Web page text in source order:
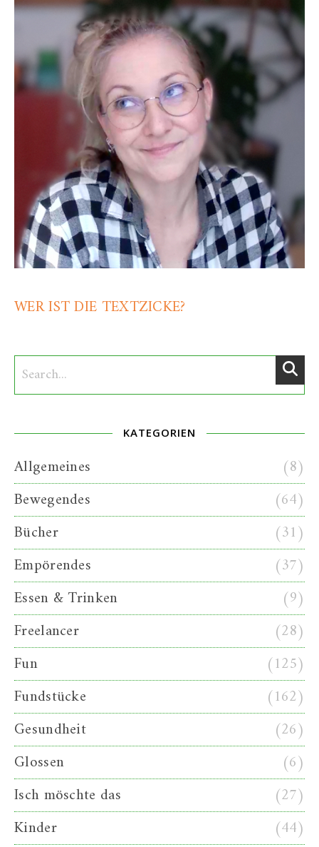
WER IST DIE TEXTZICKE?
KATEGORIEN
Allgemeines
(8)
Bewegendes
(64)
Bücher
(31)
Empörendes
(37)
Essen & Trinken
(9)
Freelancer
(28)
Fun
(125)
Fundstücke
(162)
Gesundheit
(26)
Glossen
(6)
Isch möschte das
(27)
Kinder
(44)